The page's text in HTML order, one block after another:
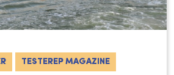
TESTEREP MAGAZINE